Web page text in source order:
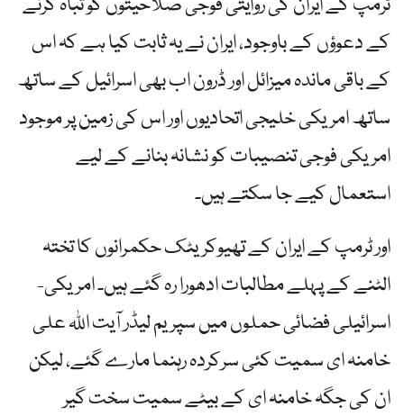
کے دعوؤں کے باوجود، ایران نے یہ ثابت کیا ہے کہ اس
کے باقی ماندہ میزائل اور ڈرون اب بھی اسرائیل کے ساتھ
ساتھ امریکی خلیجی اتحادیوں اور اس کی زمین پر موجود
امریکی فوجی تنصیبات کو نشانہ بنانے کے لیے
استعمال کیے جا سکتے ہیں۔
اور ٹرمپ کے ایران کے تھیوکریٹک حکمرانوں کا تختہ
الٹنے کے پہلے مطالبات ادھورا رہ گئے ہیں۔ امریکی-
اسرائیلی فضائی حملوں میں سپریم لیڈر آیت اللہ علی
خامنہ ای سمیت کئی سرکردہ رہنما مارے گئے، لیکن
ان کی جگہ خامنہ ای کے بیٹے سمیت سخت گیر